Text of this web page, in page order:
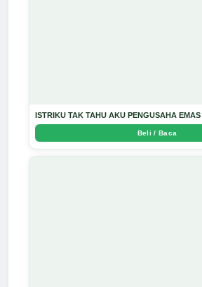
ISTRIKU TAK TAHU AKU PENGUSAHA
Beli / Baca